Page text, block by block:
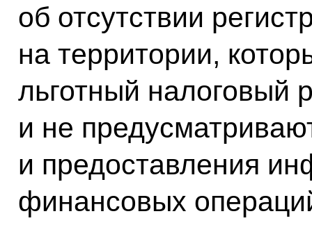
об отсутствии
на территории,
льготный налоговый
и не
и предоставления
финансовых